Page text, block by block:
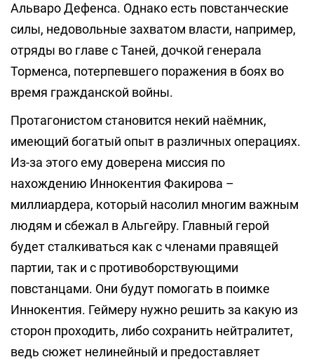
Альваро Дефенса. Однако есть повстанческие
силы, недовольные захватом власти, например,
отряды во главе с Таней, дочкой генерала
Торменса, потерпевшего поражения в боях во
время гражданской войны.
Протагонистом становится некий наёмник,
имеющий богатый опыт в различных операциях.
Из-за этого ему доверена миссия по
нахождению Иннокентия Факирова –
миллиардера, который насолил многим важным
людям и сбежал в Альгейру. Главный герой
будет сталкиваться как с членами правящей
партии, так и с противоборствующими
повстанцами. Они будут помогать в поимке
Иннокентия. Геймеру нужно решить за какую из
сторон проходить, либо сохранить нейтралитет,
ведь сюжет нелинейный и предоставляет